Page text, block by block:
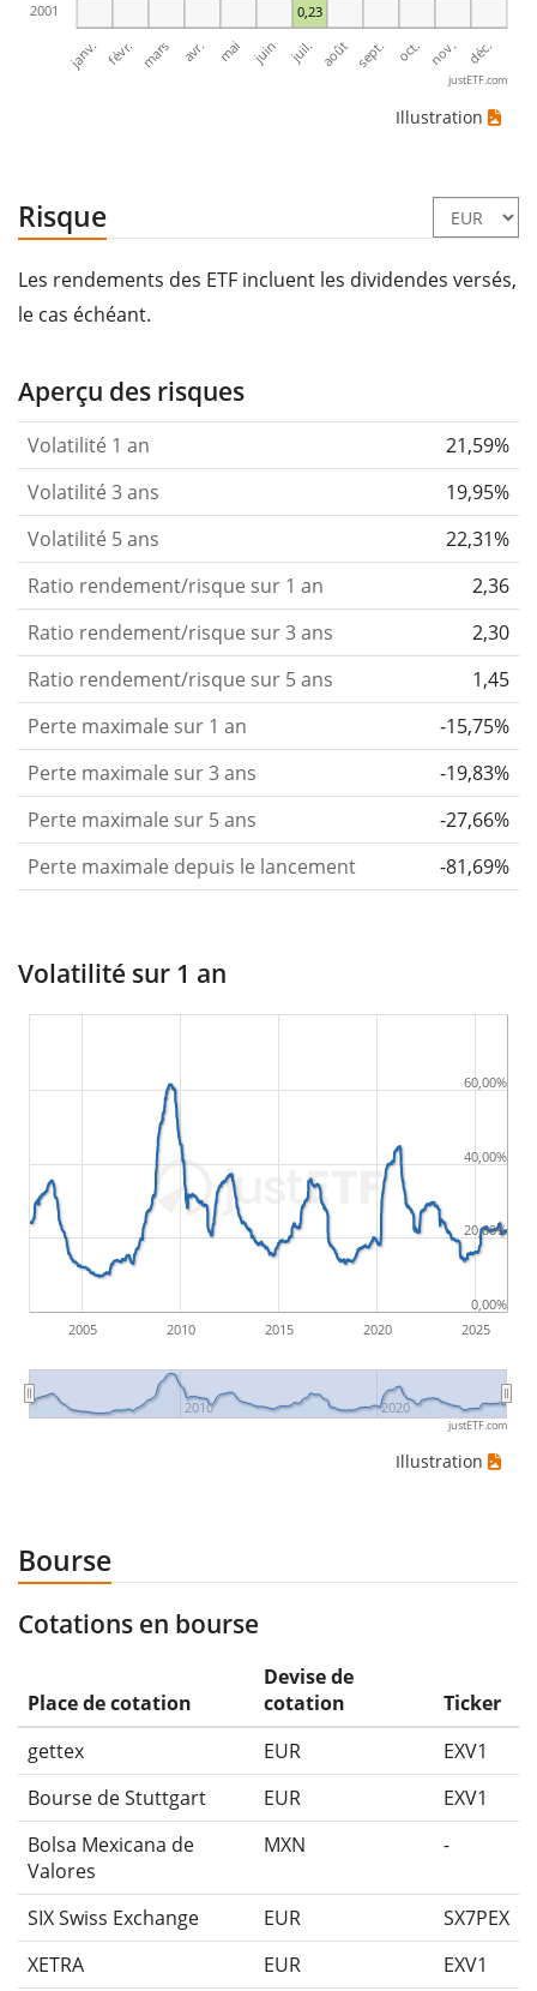
0,23
janv. févr. mars avr. mai juin juil. août sept. oct. nov. déc.
2001
justETF.com
Illustration
Risque
Les rendements des ETF incluent les dividendes versés,
le cas échéant.
Aperçu des risques
Volatilité 1 an
21,59%
Volatilité 3 ans
19,95%
Volatilité 5 ans
22,31%
Ratio rendement/risque sur 1 an
2,36
Ratio rendement/risque sur 3 ans
2,30
Ratio rendement/risque sur 5 ans
1,45
Perte maximale sur 1 an
-15,75%
Perte maximale sur 3 ans
-19,83%
Perte maximale sur 5 ans
-27,66%
Perte maximale depuis le lancement
-81,69%
Volatilité sur 1 an
2005 2010 2015 2020 2025
2010 2020
0,00%
20,00%
40,00%
60,00%
justETF.com
Illustration
Bourse
Cotations en bourse
Place de cotation
Devise de
cotation
Ticker
gettex
EUR
EXV1
Bourse de Stuttgart
EUR
EXV1
Bolsa Mexicana de
Valores
MXN -
SIX Swiss Exchange EUR
SX7PEX
XETRA
EUR EXV1